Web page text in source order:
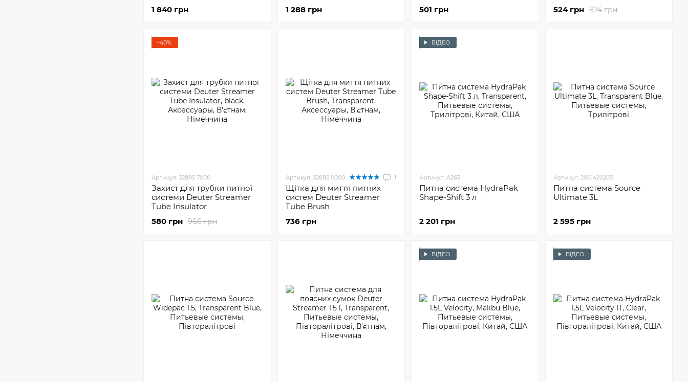
1 840 грн
1 288 грн
501 грн 874 грн
524 грн
−40%
Артикул: 32895 7000
Захист для трубки питної
системи Deuter Streamer
Tube Insulator
966 грн
580 грн
Артикул: 32885 0000 1
Щітка для миття питних
систем Deuter Streamer
Tube Brush
736 грн
ВІДЕО
Артикул: A263
Питна система HydraPak
Shape-Shift 3 л
2 201 грн
Артикул: 2061420203
Питна система Sourсe
Ultimate 3L
2 595 грн
ВІДЕО ВІДЕО